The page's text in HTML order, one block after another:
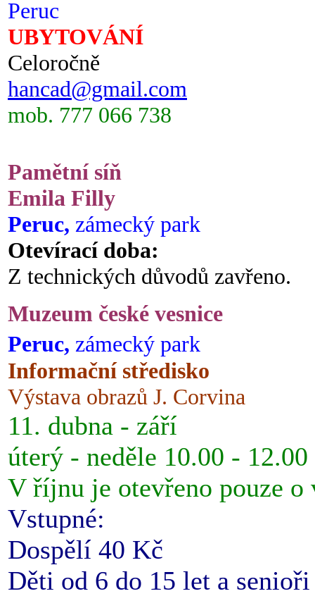
Peruc
UBYTOVÁNÍ
Celoročně
hancad@gmail.com
mob. 777 066 738
Pamětní síň
Emila Filly
Peruc, zámecký park
Otevírací doba:
Z technických důvodů zavřeno.
Muzeum české vesnice
Peruc, zámecký park
Informační středisko
Výstava obrazů J. Corvina
11. dubna - září
úterý - neděle 10.00 -
V říjnu je otevřeno pouze o
Vstupné:
Dospělí 40 Kč
Děti od 6 do 15 let a